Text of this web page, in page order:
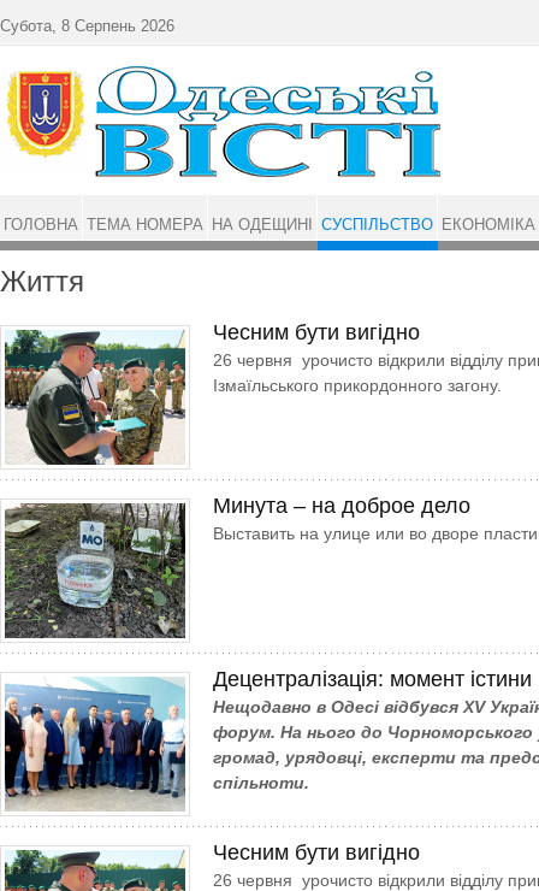
Життя
Чесним бути вигідно
26 червня урочисто відкрили відділу
Ізмаїльського прикордонного загону.
Минута – на доброе дело
Выставить на улице или во дворе
Децентралізація: момент істини
Нещодавно в Одесі відбувся XV
форум. На нього до Чорноморського
громад, урядовці, експерти та
спільноти.
Чесним бути вигідно
26 червня урочисто відкрили відділу
Субота, 8 Серпень 2026
ГОЛОВНА ТЕМА НОМЕРА НА ОДЕЩИНІ СУСПІЛЬСТВО ЕКОНОМІКА